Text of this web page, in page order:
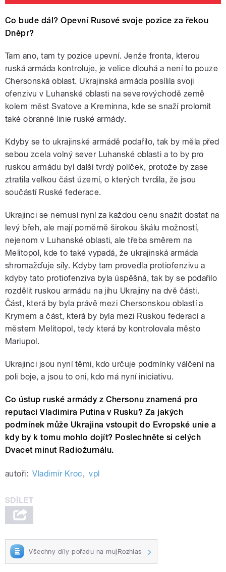
Co bude dál? Opevní Rusové svoje pozice za řekou
Dněpr?
Tam ano, tam ty pozice upevní. Jenže fronta, kterou
ruská armáda kontroluje, je velice dlouhá a není to pouze
Chersonská oblast. Ukrajinská armáda posílila svoji
ofenzivu v Luhanské oblasti na severovýchodě země
kolem měst Svatove a Kreminna, kde se snaží prolomit
také obranné linie ruské armády.
Kdyby se to ukrajinské armádě podařilo, tak by měla před
sebou zcela volný sever Luhanské oblasti a to by pro
ruskou armádu byl další tvrdý políček, protože by zase
ztratila velkou část území, o kterých tvrdila, že jsou
součástí Ruské federace.
Ukrajinci se nemusí nyní za každou cenu snažit dostat na
levý břeh, ale mají poměrně širokou škálu možností,
nejenom v Luhanské oblasti, ale třeba směrem na
Melitopol, kde to také vypadá, že ukrajinská armáda
shromažďuje síly. Kdyby tam provedla protiofenzivu a
kdyby tato protiofenziva byla úspěšná, tak by se podařilo
rozdělit ruskou armádu na jihu Ukrajiny na dvě části.
Část, která by byla právě mezi Chersonskou oblastí a
Krymem a část, která by byla mezi Ruskou federací a
městem Melitopol, tedy která by kontrolovala město
Mariupol.
Ukrajinci jsou nyní těmi, kdo určuje podmínky válčení na
poli boje, a jsou to oni, kdo má nyní iniciativu.
Co ústup ruské armády z Chersonu znamená pro
reputaci Vladimira Putina v Rusku? Za jakých
podmínek může Ukrajina vstoupit do Evropské unie a
kdy by k tomu mohlo dojít? Poslechněte si celých
Dvacet minut Radiožurnálu.
autoři: Vladimír Kroc, vpl
Všechny díly pořadu na mujRozhlas